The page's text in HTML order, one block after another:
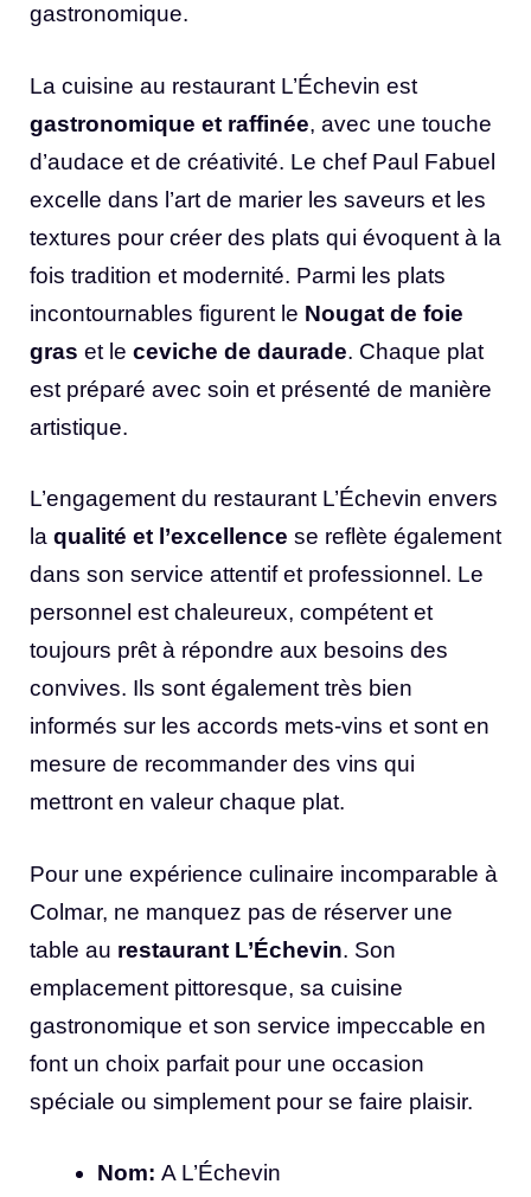
gastronomique.
La cuisine au restaurant L’Échevin est
gastronomique et raffinée, avec une touche
d’audace et de créativité. Le chef Paul Fabuel
excelle dans l’art de marier les saveurs et les
textures pour créer des plats qui évoquent à la
fois tradition et modernité. Parmi les plats
incontournables figurent le Nougat de foie
gras et le ceviche de daurade. Chaque plat
est préparé avec soin et présenté de manière
artistique.
L’engagement du restaurant L’Échevin envers
la qualité et l’excellence se reflète également
dans son service attentif et professionnel. Le
personnel est chaleureux, compétent et
toujours prêt à répondre aux besoins des
convives. Ils sont également très bien
informés sur les accords mets-vins et sont en
mesure de recommander des vins qui
mettront en valeur chaque plat.
Pour une expérience culinaire incomparable à
Colmar, ne manquez pas de réserver une
table au restaurant L’Échevin. Son
emplacement pittoresque, sa cuisine
gastronomique et son service impeccable en
font un choix parfait pour une occasion
spéciale ou simplement pour se faire plaisir.
Nom: A L’Échevin